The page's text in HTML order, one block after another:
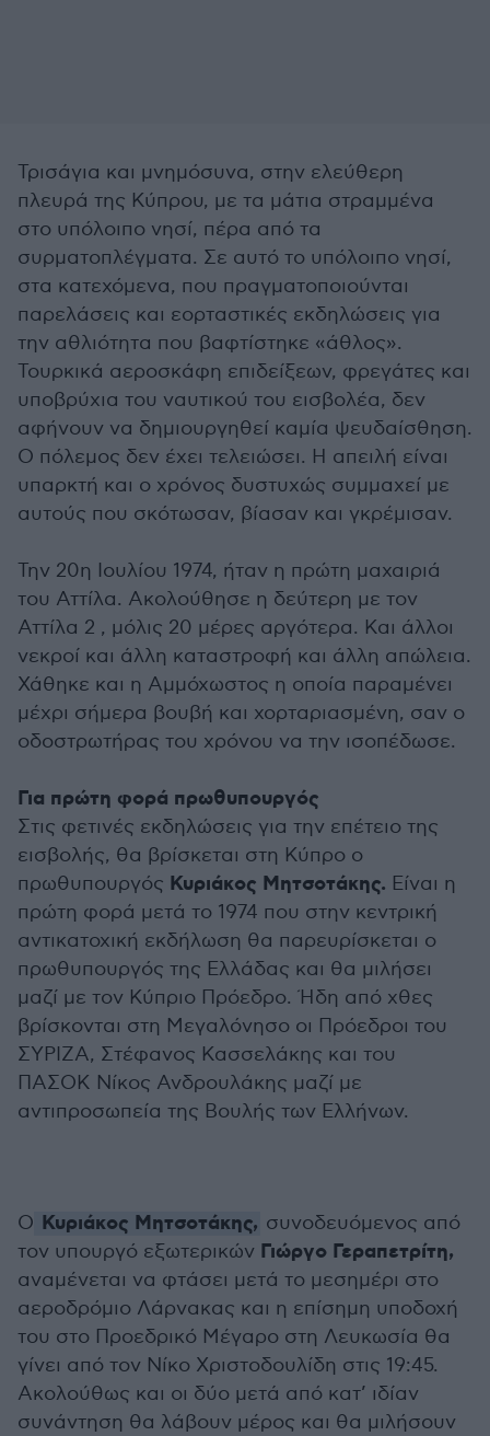
Τρισάγια και μνημόσυνα, στην ελεύθερη
πλευρά της Κύπρου, με τα μάτια στραμμένα
στο υπόλοιπο νησί, πέρα από τα
συρματοπλέγματα. Σε αυτό το υπόλοιπο νησί,
στα κατεχόμενα, που πραγματοποιούνται
παρελάσεις και εορταστικές εκδηλώσεις για
την αθλιότητα που βαφτίστηκε «άθλος».
Τουρκικά αεροσκάφη επιδείξεων, φρεγάτες και
υποβρύχια του ναυτικού του εισβολέα, δεν
αφήνουν να δημιουργηθεί καμία ψευδαίσθηση.
Ο πόλεμος δεν έχει τελειώσει. Η απειλή είναι
υπαρκτή και ο χρόνος δυστυχώς συμμαχεί με
αυτούς που σκότωσαν, βίασαν και γκρέμισαν.
Την 20η Ιουλίου 1974, ήταν η πρώτη μαχαιριά
του Αττίλα. Ακολούθησε η δεύτερη με τον
Αττίλα 2 , μόλις 20 μέρες αργότερα. Και άλλοι
νεκροί και άλλη καταστροφή και άλλη απώλεια.
Χάθηκε και η Αμμόχωστος η οποία παραμένει
μέχρι σήμερα βουβή και χορταριασμένη, σαν ο
οδοστρωτήρας του χρόνου να την ισοπέδωσε.
Για πρώτη φορά πρωθυπουργός
Στις φετινές εκδηλώσεις για την επέτειο της
εισβολής, θα βρίσκεται στη Κύπρο ο
πρωθυπουργός Κυριάκος Μητσοτάκης. Είναι η
πρώτη φορά μετά το 1974 που στην κεντρική
αντικατοχική εκδήλωση θα παρευρίσκεται ο
πρωθυπουργός της Ελλάδας και θα μιλήσει
μαζί με τον Κύπριο Πρόεδρο. Ήδη από χθες
βρίσκονται στη Μεγαλόνησο οι Πρόεδροι του
ΣΥΡΙΖΑ, Στέφανος Κασσελάκης και του
ΠΑΣΟΚ Νίκος Ανδρουλάκης μαζί με
αντιπροσωπεία της Βουλής των Ελλήνων.
Ο Κυριάκος Μητσοτάκης, συνοδευόμενος από
τον υπουργό εξωτερικών Γιώργο Γεραπετρίτη,
αναμένεται να φτάσει μετά το μεσημέρι στο
αεροδρόμιο Λάρνακας και η επίσημη υποδοχή
του στο Προεδρικό Μέγαρο στη Λευκωσία θα
γίνει από τον Νίκο Χριστοδουλίδη στις 19:45.
Ακολούθως και οι δύο μετά από κατ’ ιδίαν
συνάντηση θα λάβουν μέρος και θα μιλήσουν